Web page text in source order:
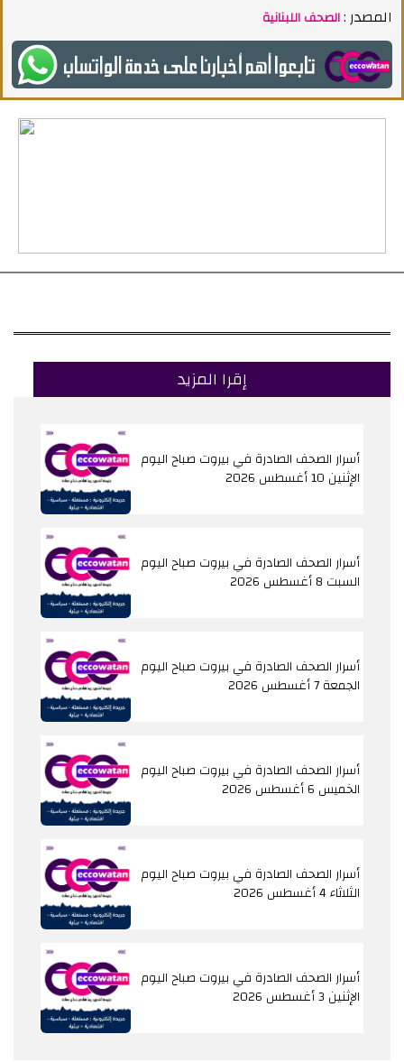
المصدر :الصحف اللبنانية
إقرا المزيد
أسرار الصحف الصادرة في بيروت صباح اليوم
الإثنين 10 أغسطس 2026
أسرار الصحف الصادرة في بيروت صباح اليوم
السبت 8 أغسطس 2026
أسرار الصحف الصادرة في بيروت صباح اليوم
الجمعة 7 أغسطس 2026
أسرار الصحف الصادرة في بيروت صباح اليوم
الخميس 6 أغسطس 2026
أسرار الصحف الصادرة في بيروت صباح اليوم
الثلاثاء 4 أغسطس 2026
أسرار الصحف الصادرة في بيروت صباح اليوم
الإثنين 3 أغسطس 2026